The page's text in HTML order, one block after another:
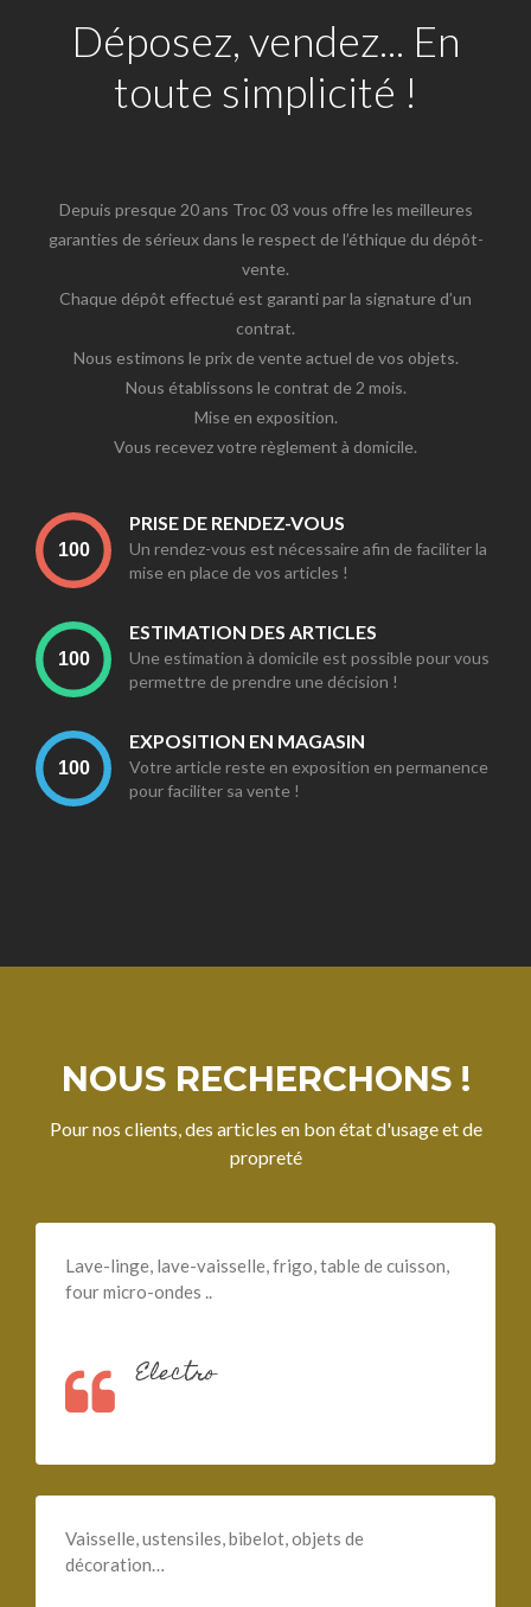
Déposez, vendez... En
toute simplicité !
Depuis presque 20 ans Troc 03 vous offre les meilleures
garanties de sérieux dans le respect de l’éthique du dépôt-
vente.
Chaque dépôt effectué est garanti par la signature d’un
contrat.
Nous estimons le prix de vente actuel de vos objets.
Nous établissons le contrat de 2 mois.
Mise en exposition.
Vous recevez votre règlement à domicile.
PRISE DE RENDEZ-VOUS
Un rendez-vous est nécessaire afin de faciliter la
mise en place de vos articles !
ESTIMATION DES ARTICLES
Une estimation à domicile est possible pour vous
permettre de prendre une décision !
EXPOSITION EN MAGASIN
Votre article reste en exposition en permanence
pour faciliter sa vente !
NOUS RECHERCHONS !
Pour nos clients, des articles en bon état d'usage et de
propreté
Lave-linge, lave-vaisselle, frigo, table de cuisson,
four micro-ondes ..
Electro
Vaisselle, ustensiles, bibelot, objets de
décoration…